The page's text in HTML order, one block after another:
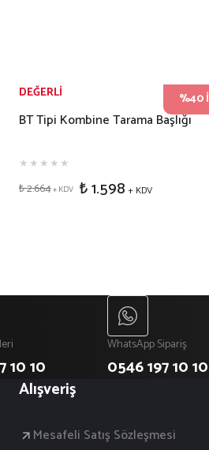
%40
DEĞERLİ
BT Tipi Kombine Tarama Başlığı
₺ 2.664+ KDV ₺ 1.598 + KDV
10 10
WhatsApp Sipariş
0546 197 10 10
Alışveriş
Mesafeli Satış Sözleşmesi